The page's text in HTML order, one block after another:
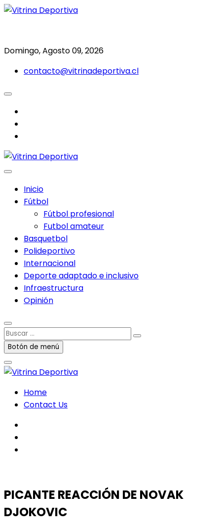
Saltar
Domingo, Agosto 09, 2026
contacto@vitrinadeportiva.cl
Inicio
Fútbol
Fútbol profesional
Futbol amateur
Basquetbol
Polideportivo
Internacional
Deporte adaptado e inclusivo
Infraestructura
Opinión
Buscar
…Botón de menú
Home
Contact Us
PICANTE REACCIÓN DE NOVAK
DJOKOVIC